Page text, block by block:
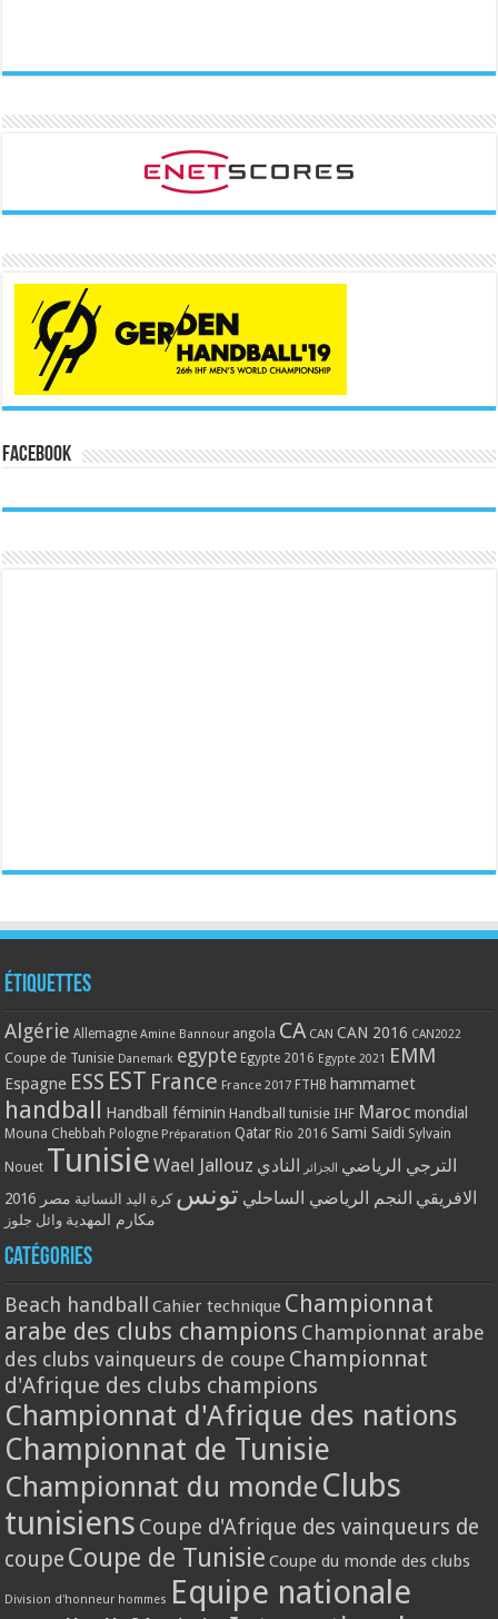
Facebook
Étiquettes
Algérie Allemagne Amine Bannour angola CA CAN CAN 2016 CAN2022
Coupe de Tunisie Danemark egypte Egypte 2016 Egypte 2021 EMM
Espagne ESS EST France France 2017 FTHB hammamet
handball Handball féminin Handball tunisie IHF Maroc mondial
Mouna Chebbah Pologne Préparation Qatar Rio 2016 Sami Saidi Sylvain
Nouet Tunisie Wael Jallouz الترجي الرياضي الجزائر النادي
الافريقي النجم الرياضي الساحلي تونس كرة اليد النسائية مصر 2016
مكارم المهدية وائل جلوز
Catégories
Beach handball Cahier technique Championnat
arabe des clubs champions Championnat arabe
des clubs vainqueurs de coupe Championnat
d'Afrique des clubs champions
Championnat d'Afrique des nations
Championnat de Tunisie
Championnat du monde Clubs
tunisiens Coupe d'Afrique des vainqueurs de
coupe Coupe de Tunisie Coupe du monde des clubs
Division d'honneur hommes Equipe nationale